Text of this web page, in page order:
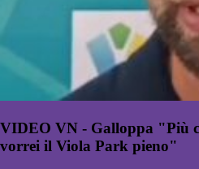
VIDEO VN - Galloppa "Più
vorrei il Viola Park pieno"